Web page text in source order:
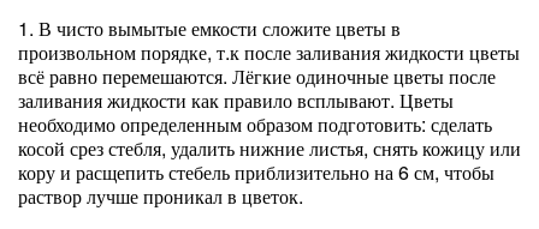
1. В чисто вымытые емкости сложите цветы в
произвольном порядке, т.к после заливания жидкости цветы
всё равно перемешаются. Лёгкие одиночные цветы после
заливания жидкости как правило всплывают. Цветы
необходимо определенным образом подготовить: сделать
косой срез стебля, удалить нижние листья, снять кожицу или
кору и расщепить стебель приблизительно на 6 см, чтобы
раствор лучше проникал в цветок.